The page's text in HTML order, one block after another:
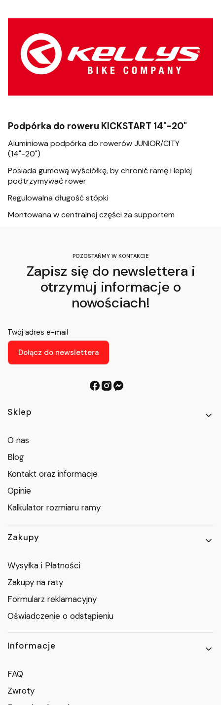
Podpórka do roweru KICKSTART 14"-20"
Aluminiowa podpórka do rowerów JUNIOR/CITY
(14"-20")
Posiada gumową wyściółkę, by chronić ramę i lepiej
podtrzymywać rower
Regulowalna długość stópki
Montowana w centralnej części za supportem
POZOSTAŃMY W KONTAKCIE
Zapisz się do newslettera i
otrzymuj informacje o
nowościach!
Twój adres e-mail
Dołącz do newslettera
Linki w stopce
Sklep
O nas
Blog
Kontakt oraz informacje
Opinie
Kalkulator rozmiaru ramy
Zakupy
Wysyłka i Płatności
Zakupy na raty
Formularz reklamacyjny
Oświadczenie o odstąpieniu
Informacje
FAQ
Zwroty